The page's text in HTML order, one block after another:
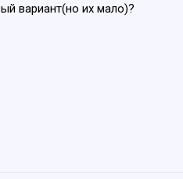
вариант(но их мало)?